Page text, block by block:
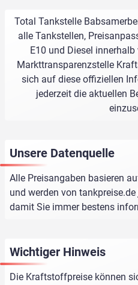
Total Tankstelle
alle Tankstellen,
E10 und Diesel
Markttransparenzstelle
sich auf diese offiziellen
jederzeit die aktuellen
Unsere Datenquelle
Alle Preisangaben basieren
und werden von tankpreise.de
damit Sie immer bestens
Wichtiger Hinweis
Die Kraftstoffpreise können